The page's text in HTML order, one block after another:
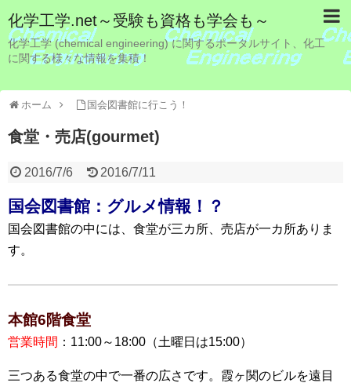
化学工学.net～受験も資格も学会も～
化学工学 (chemical engineering) に関するポータルサイト、化工
に関する様々な情報を集積！
ホーム 国会図書館に行こう！
食堂・売店(gourmet)
2016/7/6 2016/7/11
国会図書館：グルメ情報！？
国会図書館の中には、食堂が三カ所、売店が一カ所ありま
す。
本館6階食堂
営業時間 ：11:00～18:00（土曜日は15:00）
三つある食堂の中で一番の広さです。霞ヶ関のビルを遠目